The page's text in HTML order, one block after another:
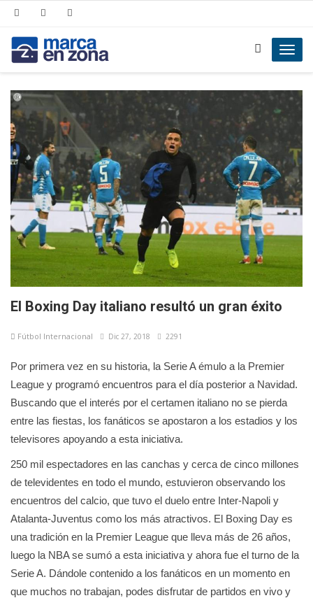
El Boxing Day italiano resultó un gran éxito
Fútbol Internacional Dic 27, 2018 2291
Por primera vez en su historia, la Serie A émulo a la Premier
League y programó encuentros para el día posterior a Navidad.
Buscando que el interés por el certamen italiano no se pierda
entre las fiestas, los fanáticos se apostaron a los estadios y los
televisores apoyando a esta iniciativa.
250 mil espectadores en las canchas y cerca de cinco millones
de televidentes en todo el mundo, estuvieron observando los
encuentros del calcio, que tuvo el duelo entre Inter-Napoli y
Atalanta-Juventus como los más atractivos. El Boxing Day es
una tradición en la Premier League que lleva más de 26 años,
luego la NBA se sumó a esta iniciativa y ahora fue el turno de la
Serie A. Dándole contenido a los fanáticos en un momento en
que muchos no trabajan, podes disfrutar de partidos en vivo y